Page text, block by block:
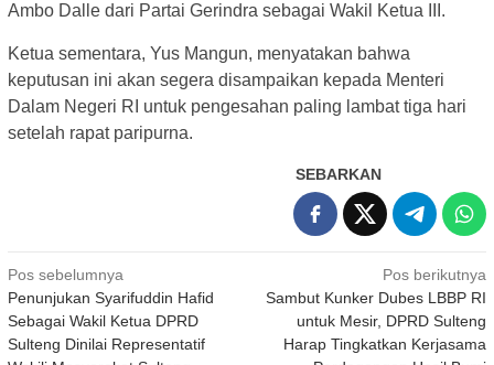
Ambo Dalle dari Partai Gerindra sebagai Wakil Ketua III.
Ketua sementara, Yus Mangun, menyatakan bahwa
keputusan ini akan segera disampaikan kepada Menteri
Dalam Negeri RI untuk pengesahan paling lambat tiga hari
setelah rapat paripurna.
SEBARKAN
Navigasi
pos
Pos sebelumnya
Penunjukan Syarifuddin Hafid
Sebagai Wakil Ketua DPRD
Sulteng Dinilai Representatif
Pos berikutnya
Sambut Kunker Dubes LBBP RI
untuk Mesir, DPRD Sulteng
Harap Tingkatkan Kerjasama